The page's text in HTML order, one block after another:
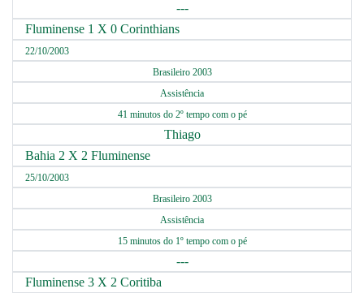
---
Fluminense 1 X 0 Corinthians
22/10/2003
Brasileiro 2003
Assistência
41 minutos do 2º tempo com o pé
Thiago
Bahia 2 X 2 Fluminense
25/10/2003
Brasileiro 2003
Assistência
15 minutos do 1º tempo com o pé
---
Fluminense 3 X 2 Coritiba